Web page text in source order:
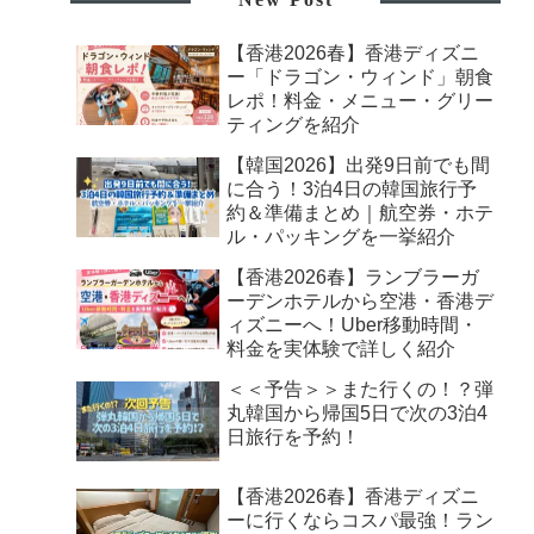
【香港2026春】香港ディズニ
ー「ドラゴン・ウィンド」朝食
レポ！料金・メニュー・グリー
ティングを紹介
【韓国2026】出発9日前でも間
に合う！3泊4日の韓国旅行予
約＆準備まとめ｜航空券・ホテ
ル・パッキングを一挙紹介
【香港2026春】ランブラーガ
ーデンホテルから空港・香港デ
ィズニーへ！Uber移動時間・
料金を実体験で詳しく紹介
＜＜予告＞＞また行くの！？弾
丸韓国から帰国5日で次の3泊4
日旅行を予約！
【香港2026春】香港ディズニ
ーに行くならコスパ最強！ラン